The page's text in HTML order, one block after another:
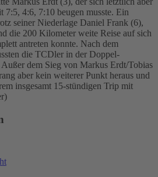
7:5, 4:6, 7:10 beugen musste. Ein
seiner Niederlage Daniel Frank (6),
die 200 Kilometer weite Reise auf sich
antreten konnte. Nach dem
die TCDler in der Doppel-
dem Sieg von Markus Erdt/Tobias
aber kein weiterer Punkt heraus und
insgesamt 15-stündigen Trip mit